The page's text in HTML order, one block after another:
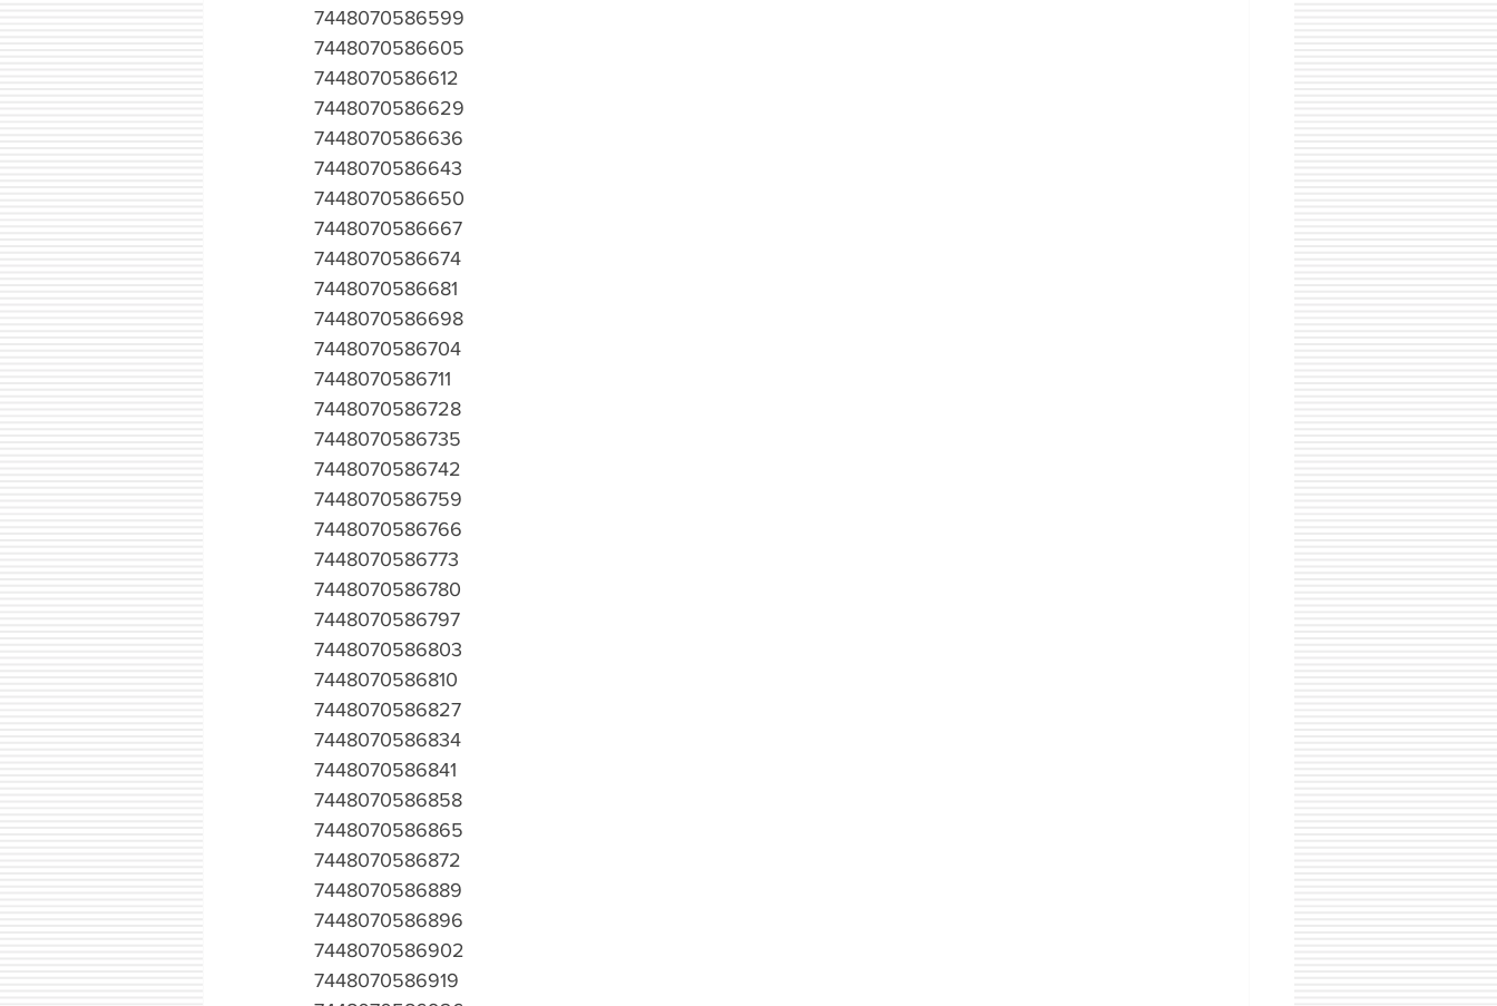
7448070586599
7448070586605
7448070586612
7448070586629
7448070586636
7448070586643
7448070586650
7448070586667
7448070586674
7448070586681
7448070586698
7448070586704
7448070586711
7448070586728
7448070586735
7448070586742
7448070586759
7448070586766
7448070586773
7448070586780
7448070586797
7448070586803
7448070586810
7448070586827
7448070586834
7448070586841
7448070586858
7448070586865
7448070586872
7448070586889
7448070586896
7448070586902
7448070586919